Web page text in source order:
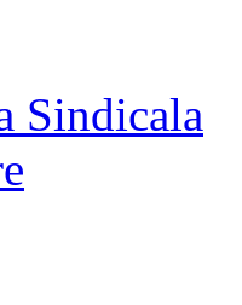
Sindicala